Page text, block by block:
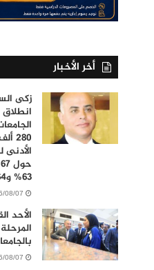
أخر الأخبار
زكى
انطلاق
الأدنى
63% و64%
2026/08/07
الأحد
2026/08/07